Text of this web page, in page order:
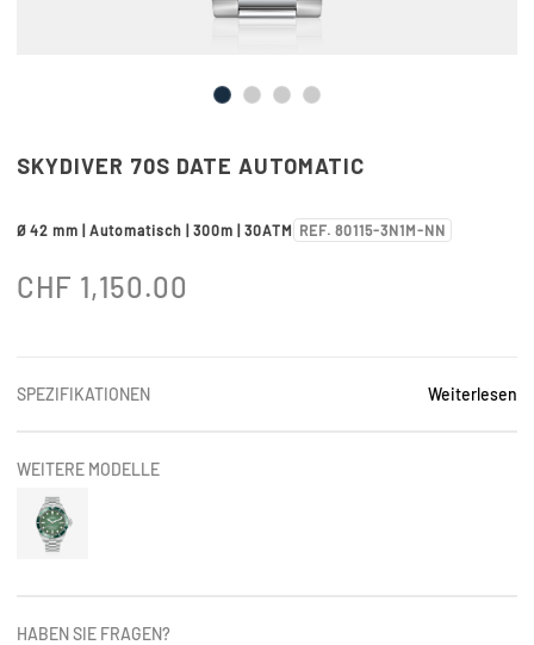
SKYDIVER 70S DATE AUTOMATIC
Ø 42 mm | Automatisch | 300m | 30ATM REF. 80115-3N1M-NN
CHF 1,150.00
SPEZIFIKATIONEN Weiterlesen
WEITERE MODELLE
HABEN SIE FRAGEN?